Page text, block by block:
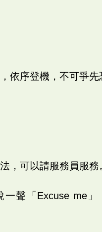
依序登機，不可爭先
，可以請服務員服務
聲「Excuse me